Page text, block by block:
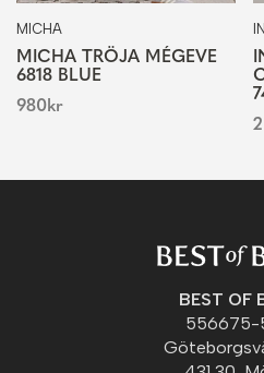
MICHA
MICHA TRÖJA MÉGEVE
6818 BLUE
980kr
BEST OF
556675-